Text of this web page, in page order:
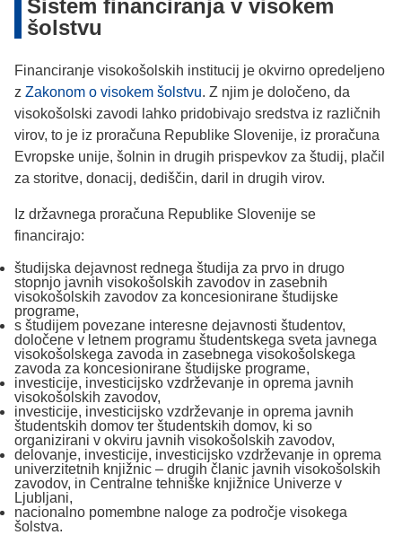
Sistem financiranja v visokem
šolstvu
Financiranje visokošolskih institucij je okvirno opredeljeno
z Zakonom o visokem šolstvu. Z njim je določeno, da
visokošolski zavodi lahko pridobivajo sredstva iz različnih
virov, to je iz proračuna Republike Slovenije, iz proračuna
Evropske unije, šolnin in drugih prispevkov za študij, plačil
za storitve, donacij, dediščin, daril in drugih virov.
Iz državnega proračuna Republike Slovenije se
financirajo:
študijska dejavnost rednega študija za prvo in drugo
stopnjo javnih visokošolskih zavodov in zasebnih
visokošolskih zavodov za koncesionirane študijske
programe,
s študijem povezane interesne dejavnosti študentov,
določene v letnem programu študentskega sveta javnega
visokošolskega zavoda in zasebnega visokošolskega
zavoda za koncesionirane študijske programe,
investicije, investicijsko vzdrževanje in oprema javnih
visokošolskih zavodov,
investicije, investicijsko vzdrževanje in oprema javnih
študentskih domov ter študentskih domov, ki so
organizirani v okviru javnih visokošolskih zavodov,
delovanje, investicije, investicijsko vzdrževanje in oprema
univerzitetnih knjižnic – drugih članic javnih visokošolskih
zavodov, in Centralne tehniške knjižnice Univerze v
Ljubljani,
nacionalno pomembne naloge za področje visokega
šolstva.